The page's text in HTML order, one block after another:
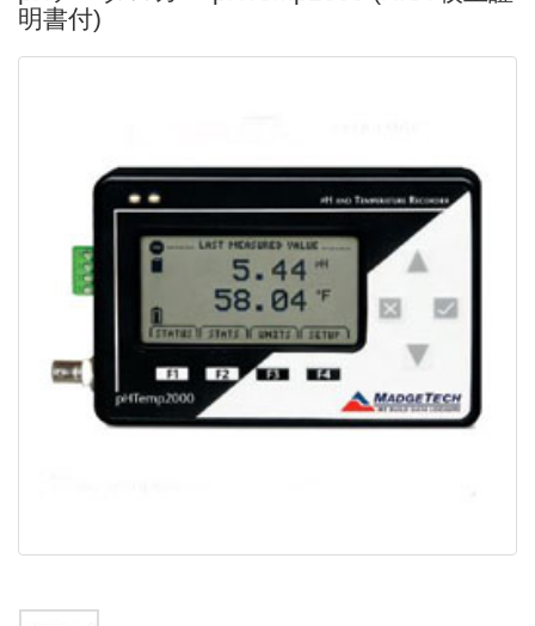
明書付)